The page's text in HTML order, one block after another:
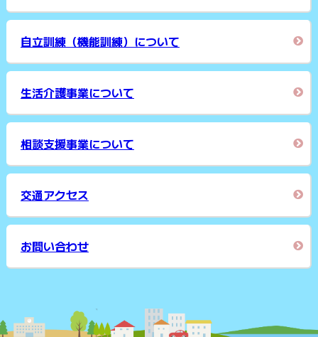
自立訓練（機能訓練）について
生活介護事業について
相談支援事業について
交通アクセス
お問い合わせ